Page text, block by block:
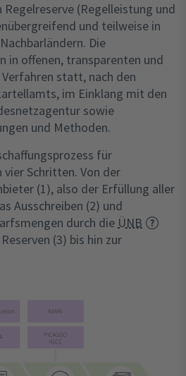
Regelreserve (Regelleistung und
und teilweise in
Die
in offenen, transparenten und
statt, nach den
im Einklang mit den
sowie
und Methoden.
für
Schritten. Von der
(1), also der Erfüllung aller
Ausschreiben (2) und
durch die ÜNB
(3) bis hin zur